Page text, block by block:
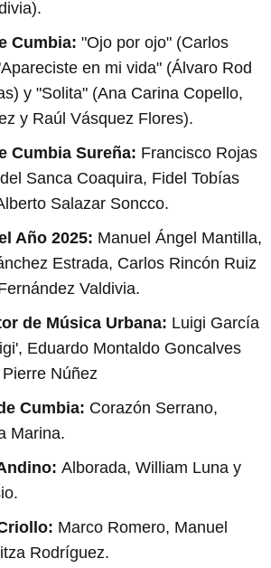
Cumbia: "Ojo por ojo" (Carlos
en mi vida" (Álvaro Rod
y "Solita" (Ana Carina Copello,
y Raúl Vásquez Flores).
Cumbia Sureña: Francisco Rojas
Sanca Coaquira, Fidel Tobías
Salazar Soncco.
Año 2025: Manuel Ángel Mantilla,
Estrada, Carlos Rincón Ruiz
Valdivia.
de Música Urbana: Luigi García
Eduardo Montaldo Goncalves
Núñez
Cumbia: Corazón Serrano,
Marina.
Alborada, William Luna y
Marco Romero, Manuel
Rodríguez.